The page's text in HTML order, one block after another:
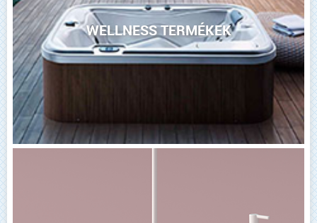
WELLNESS TERMÉKEK